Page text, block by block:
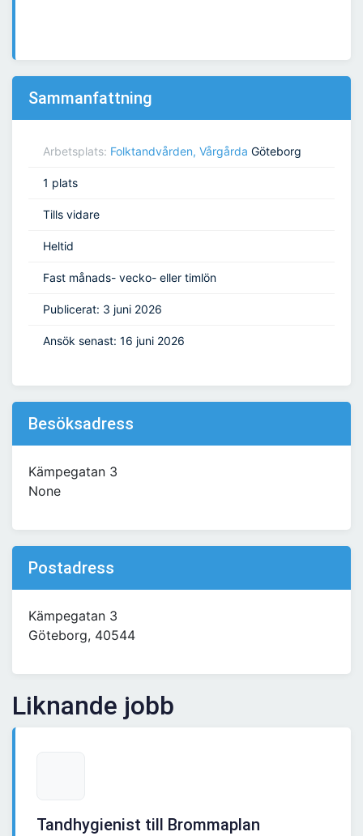
Sammanfattning
Arbetsplats: Folktandvården, Vårgårda Göteborg
1 plats
Tills vidare
Heltid
Fast månads- vecko- eller timlön
Publicerat: 3 juni 2026
Ansök senast: 16 juni 2026
Besöksadress
Kämpegatan 3
None
Postadress
Kämpegatan 3
Göteborg, 40544
Liknande jobb
Tandhygienist till Brommaplan